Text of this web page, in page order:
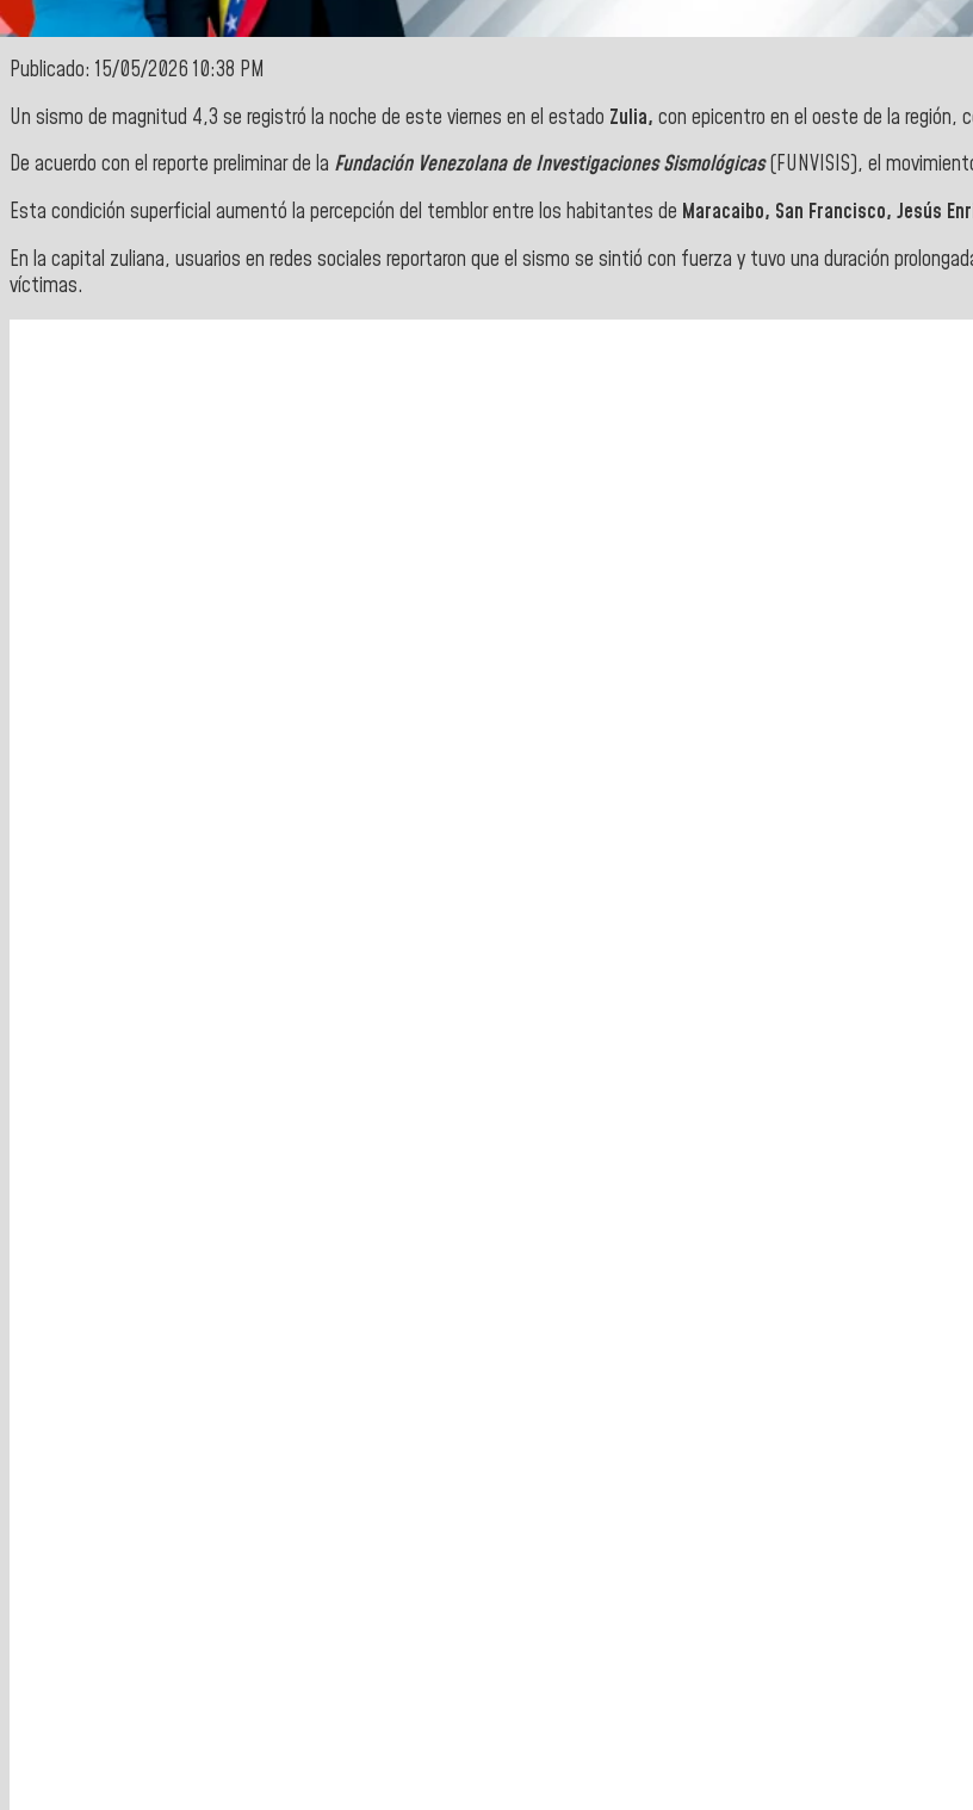
Publicado: 15/05/2026 10:38 PM
Un sismo de magnitud 4,3 se registró la noche de este viernes en el estado Zulia, con epicentro en el oeste de la región,
De acuerdo con el reporte preliminar de la Fundación Venezolana de Investigaciones Sismológicas(FUNVISIS), el
Esta condición superficial aumentó la percepción del temblor entre los habitantes de Maracaibo, San Francisco, Jesús
En la capital zuliana, usuarios en redes sociales reportaron que el sismo se sintió con fuerza y tuvo una duración
víctimas.